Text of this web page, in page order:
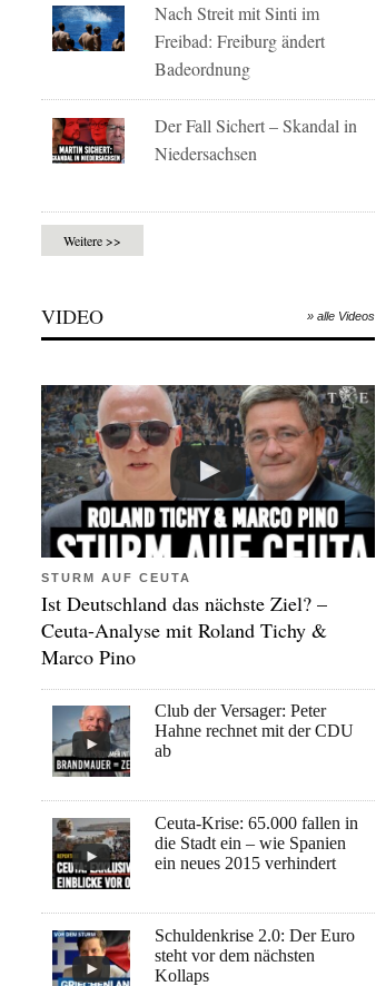
Nach Streit mit Sinti im
Freibad: Freiburg ändert
Badeordnung
Der Fall Sichert – Skandal in
Niedersachsen
Weitere >>
VIDEO » alle Videos
STURM AUF CEUTA
Ist Deutschland das nächste Ziel? –
Ceuta-Analyse mit Roland Tichy &
Marco Pino
Club der Versager: Peter
Hahne rechnet mit der CDU
ab
Ceuta-Krise: 65.000 fallen in
die Stadt ein – wie Spanien
ein neues 2015 verhindert
Schuldenkrise 2.0: Der Euro
steht vor dem nächsten
Kollaps